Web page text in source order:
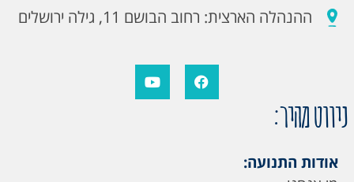
ההנהלה הארצית: רחוב הבושם 11, גילה ירושלים
ניווט מהיר:
אודות התנועה: